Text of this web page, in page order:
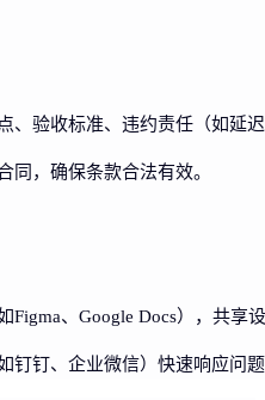
、验收标准、违约责任（如延
同，确保条款合法有效。
Figma、Google Docs），共享
钉钉、企业微信）快速响应问